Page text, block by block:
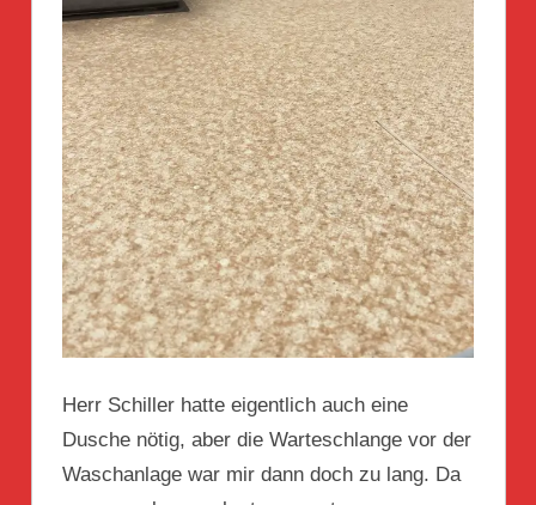
Herr Schiller hatte eigentlich auch eine
Dusche nötig, aber die Warteschlange vor der
Waschanlage war mir dann doch zu lang. Da